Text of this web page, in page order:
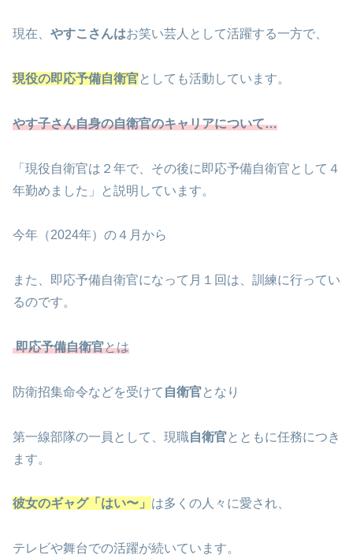
現在、 やすこさんはお笑い芸人として活躍する一方で、
現役の即応予備自衛官としても活動しています。
やす子さん自身の自衛官のキャリアについて…
「現役自衛官は２年で、その後に即応予備自衛官として４
年勤めました」と説明しています。
今年（2024年）の４月から
また、即応予備自衛官になって月１回は、訓練に行ってい
るのです。
即応予備自衛官とは
防衛招集命令などを受けて 自衛官となり
第一線部隊の一員として、現職自衛官とともに任務につき
ます。
彼女のギャグ「はい〜」 は多くの人々に愛され、
テレビや舞台での活躍が続いています。